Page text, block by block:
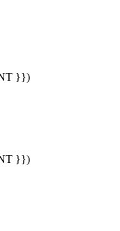
}})
}})